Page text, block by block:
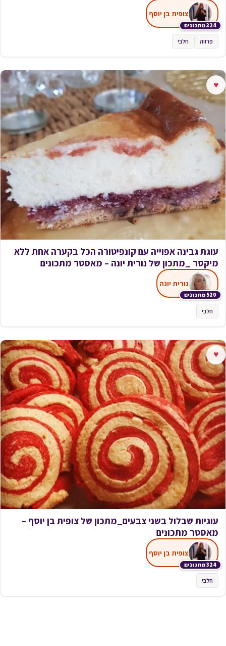
324 מתכונים
צופית בן יוסף
פרווה חלבי
♥
עוגת גבינה אפוייה עם קונפיטורה הכל בקערה אחת ללא
מיקסר _מתכון של נורית יונה – מאסטר מתכונים
520 מתכונים
נורית יונה
חלבי
♥
עוגיות שבלול בשני צבעים_מתכון של צופית בן יוסף –
מאסטר מתכונים
324 מתכונים
צופית בן יוסף
חלבי